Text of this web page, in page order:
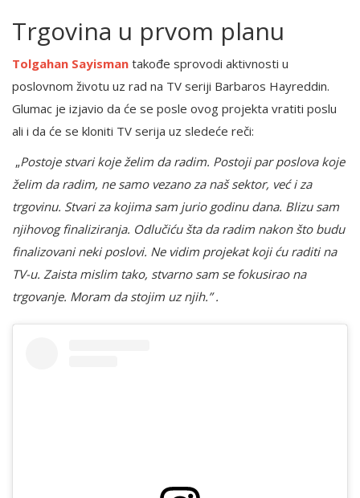
Trgovina u prvom planu
Tolgahan Sayisman takođe sprovodi aktivnosti u
poslovnom životu uz rad na TV seriji Barbaros Hayreddin.
Glumac je izjavio da će se posle ovog projekta vratiti poslu
ali i da će se kloniti TV serija uz sledeće reči:
„Postoje stvari koje želim da radim. Postoji par poslova koje
želim da radim, ne samo vezano za naš sektor, već i za
trgovinu. Stvari za kojima sam jurio godinu dana. Blizu sam
njihovog finaliziranja. Odlučiću šta da radim nakon što budu
finalizovani neki poslovi. Ne vidim projekat koji ću raditi na
TV-u. Zaista mislim tako, stvarno sam se fokusirao na
trgovanje. Moram da stojim uz njih.” .